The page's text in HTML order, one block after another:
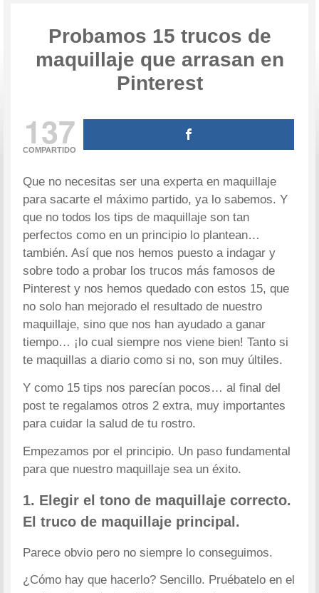
Probamos 15 trucos de
maquillaje que arrasan en
Pinterest
137
COMPARTIDO
Que no necesitas ser una experta en maquillaje
para sacarte el máximo partido, ya lo sabemos. Y
que no todos los tips de maquillaje son tan
perfectos como en un principio lo plantean…
también. Así que nos hemos puesto a indagar y
sobre todo a probar los trucos más famosos de
Pinterest y nos hemos quedado con estos 15, que
no solo han mejorado el resultado de nuestro
maquillaje, sino que nos han ayudado a ganar
tiempo… ¡lo cual siempre nos viene bien! Tanto si
te maquillas a diario como si no, son muy últiles.
Y como 15 tips nos parecían pocos… al final del
post te regalamos otros 2 extra, muy importantes
para cuidar la salud de tu rostro.
Empezamos por el principio. Un paso fundamental
para que nuestro maquillaje sea un éxito.
1. Elegir el tono de maquillaje correcto.
El truco de maquillaje principal.
Parece obvio pero no siempre lo conseguimos.
¿Cómo hay que hacerlo? Sencillo. Pruébatelo en el